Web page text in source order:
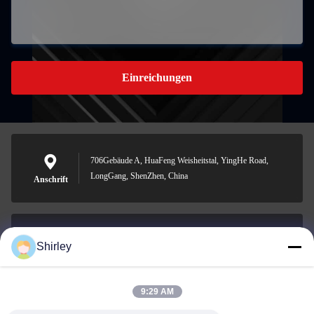
Einreichungen
Anschrift
706Gebäude A, HuaFeng Weisheitstal, YingHe Road,
LongGang, ShenZhen, China
E-Mail-Adresse
Shirley
9:29 AM